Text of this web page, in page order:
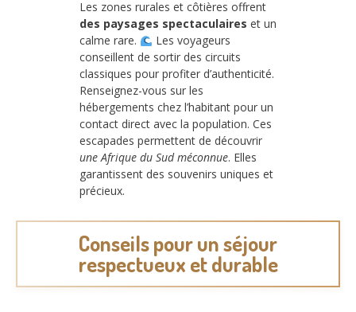
Les zones rurales et côtières offrent
des paysages spectaculaires et un
calme rare.
Les voyageurs
conseillent de sortir des circuits
classiques pour profiter d’authenticité.
Renseignez-vous sur les
hébergements chez l’habitant pour un
contact direct avec la population. Ces
escapades permettent de découvrir
une Afrique du Sud méconnue. Elles
garantissent des souvenirs uniques et
précieux.
Conseils pour un séjour
respectueux et durable